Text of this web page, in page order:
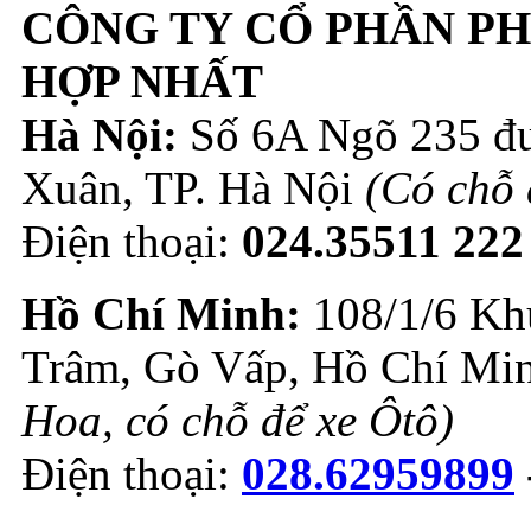
CÔNG TY CỔ PHẦN
HỢP NHẤT
Hà Nội: Số 6A Ngõ 235
Xuân, TP. Hà Nội (Có chỗ
Điện thoại: 024.35511
Hồ Chí Minh: 108/1/6
Trâm, Gò Vấp, Hồ Chí
Hoa, có chỗ để xe Ôtô)
Điện thoại: 028.62959899